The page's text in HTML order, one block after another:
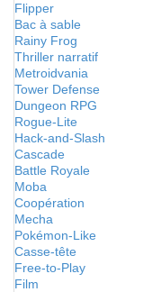
Flipper
Bac à sable
Rainy Frog
Thriller narratif
Metroidvania
Tower Defense
Dungeon RPG
Rogue-Lite
Hack-and-Slash
Cascade
Battle Royale
Moba
Coopération
Mecha
Pokémon-Like
Casse-tête
Free-to-Play
Film